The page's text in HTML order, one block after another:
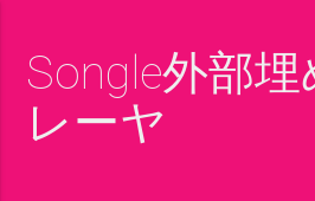
Songle外部
レーヤ